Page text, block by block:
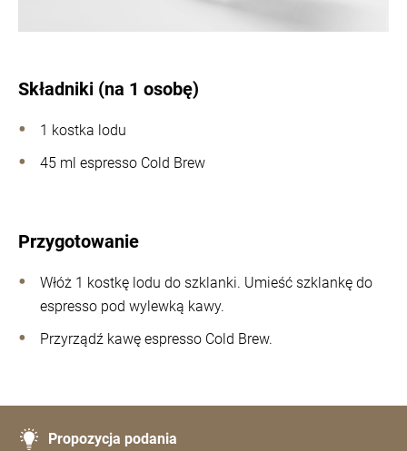
Składniki (na 1 osobę)
1 kostka lodu
45 ml espresso Cold Brew
Przygotowanie
Włóż 1 kostkę lodu do szklanki. Umieść szklankę do
espresso pod wylewką kawy.
Przyrządź kawę espresso Cold Brew.
Propozycja podania